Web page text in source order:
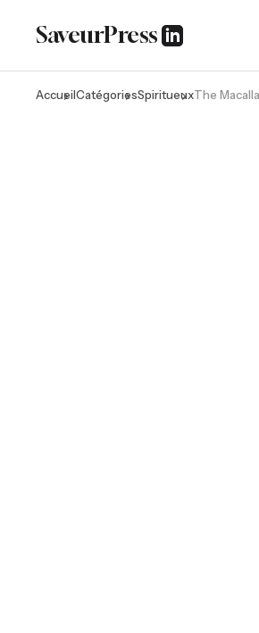
SaveurPress
AccueilCatégoriesSpiritueuxThe